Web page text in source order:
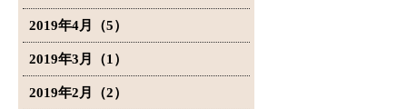
2019年4月（5）
2019年3月（1）
2019年2月（2）